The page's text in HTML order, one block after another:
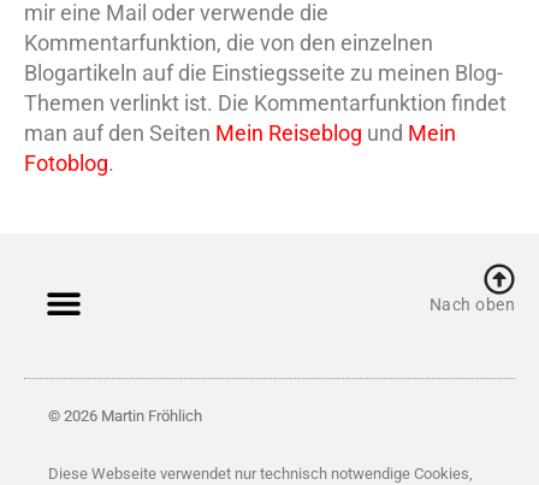
mir eine Mail oder verwende die
Kommentarfunktion, die von den einzelnen
Blogartikeln auf die Einstiegsseite zu meinen Blog-
Themen verlinkt ist. Die Kommentarfunktion findet
man auf den Seiten Mein Reiseblog und Mein
Fotoblog.
Nach oben
© 2026 Martin Fröhlich
Diese Webseite verwendet nur technisch notwendige Cookies,